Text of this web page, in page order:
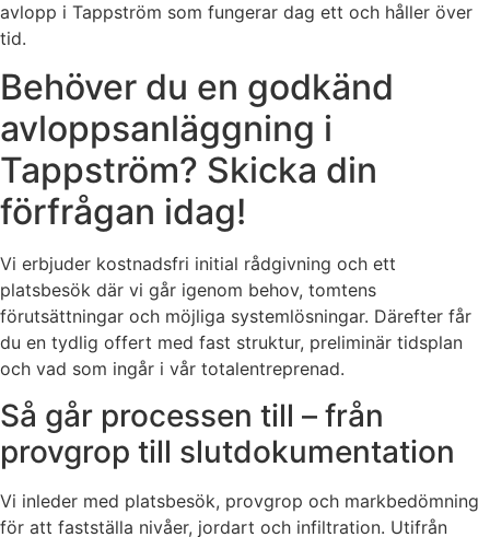
avlopp i Tappström som fungerar dag ett och håller över
tid.
Behöver du en godkänd
avloppsanläggning i
Tappström? Skicka din
förfrågan idag!
Vi erbjuder kostnadsfri initial rådgivning och ett
platsbesök där vi går igenom behov, tomtens
förutsättningar och möjliga systemlösningar. Därefter får
du en tydlig offert med fast struktur, preliminär tidsplan
och vad som ingår i vår totalentreprenad.
Så går processen till – från
provgrop till slutdokumentation
Vi inleder med platsbesök, provgrop och markbedömning
för att fastställa nivåer, jordart och infiltration. Utifrån